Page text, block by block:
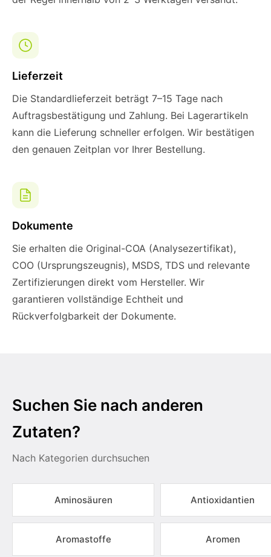
Lieferzeit
Die Standardlieferzeit beträgt 7–15 Tage nach
Auftragsbestätigung und Zahlung. Bei Lagerartikeln
kann die Lieferung schneller erfolgen. Wir bestätigen
den genauen Zeitplan vor Ihrer Bestellung.
Dokumente
Sie erhalten die Original-COA (Analysezertifikat),
COO (Ursprungszeugnis), MSDS, TDS und relevante
Zertifizierungen direkt vom Hersteller. Wir
garantieren vollständige Echtheit und
Rückverfolgbarkeit der Dokumente.
Suchen Sie nach anderen
Zutaten?
Nach Kategorien durchsuchen
Aminosäuren Antioxidantien
Aromastoffe Aromen